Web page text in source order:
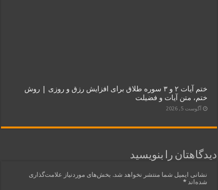
ختم آیات ۲ و ۳ سوره طلاق برای افزایش رزق و روزی | روش
ختم، متن آیات و فضیلت
آگوست 5, 2026
دیدگاهتان را بنویسید
نشانی ایمیل شما منتشر نخواهد شد. بخش‌های موردنیاز علامت‌گذاری
شده‌اند*